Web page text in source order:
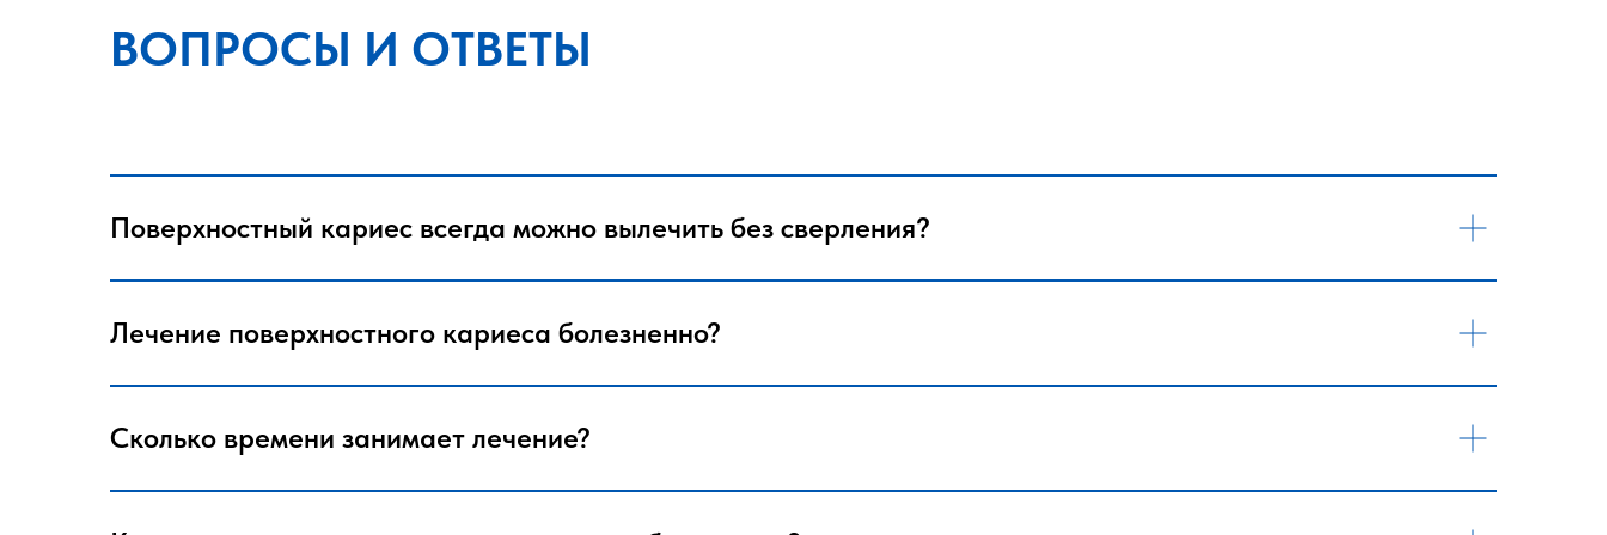
ВОПРОСЫ И ОТВЕТЫ
Поверхностный кариес всегда можно вылечить без сверления?
Лечение поверхностного кариеса болезненно?
Сколько времени занимает лечение?